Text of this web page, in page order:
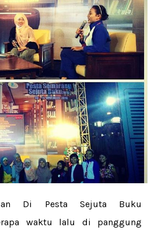
Di Pesta Sejuta Buku
waktu lalu di panggung